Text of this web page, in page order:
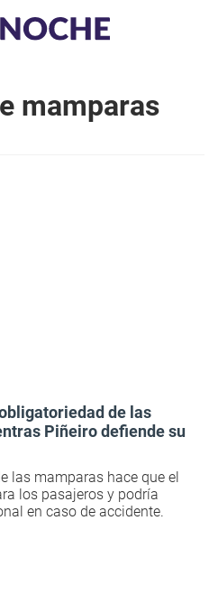
mamparas
de las
Piñeiro defiende su
las mamparas hace que el
los pasajeros y podría
en caso de accidente.